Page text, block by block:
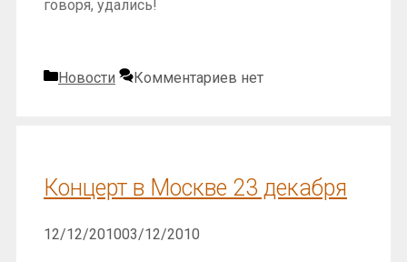
говоря, удались!
Рубрики
Новости Комментариев нет
Концерт в Москве 23 декабря
12/12/201003/12/2010